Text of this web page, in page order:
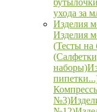
бутылочки
ухода за
Изделия
Изделия
(Тесты на
наборы)
№3)